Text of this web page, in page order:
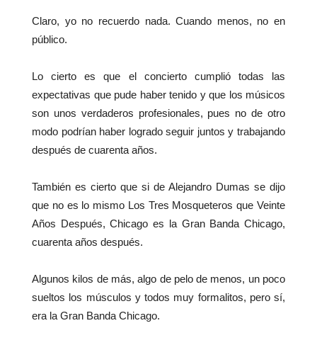
Claro, yo no recuerdo nada. Cuando menos, no en
público.
Lo cierto es que el concierto cumplió todas las
expectativas que pude haber tenido y que los músicos
son unos verdaderos profesionales, pues no de otro
modo podrían haber logrado seguir juntos y trabajando
después de cuarenta años.
También es cierto que si de Alejandro Dumas se dijo
que no es lo mismo Los Tres Mosqueteros que Veinte
Años Después, Chicago es la Gran Banda Chicago,
cuarenta años después.
Algunos kilos de más, algo de pelo de menos, un poco
sueltos los músculos y todos muy formalitos, pero sí,
era la Gran Banda Chicago.